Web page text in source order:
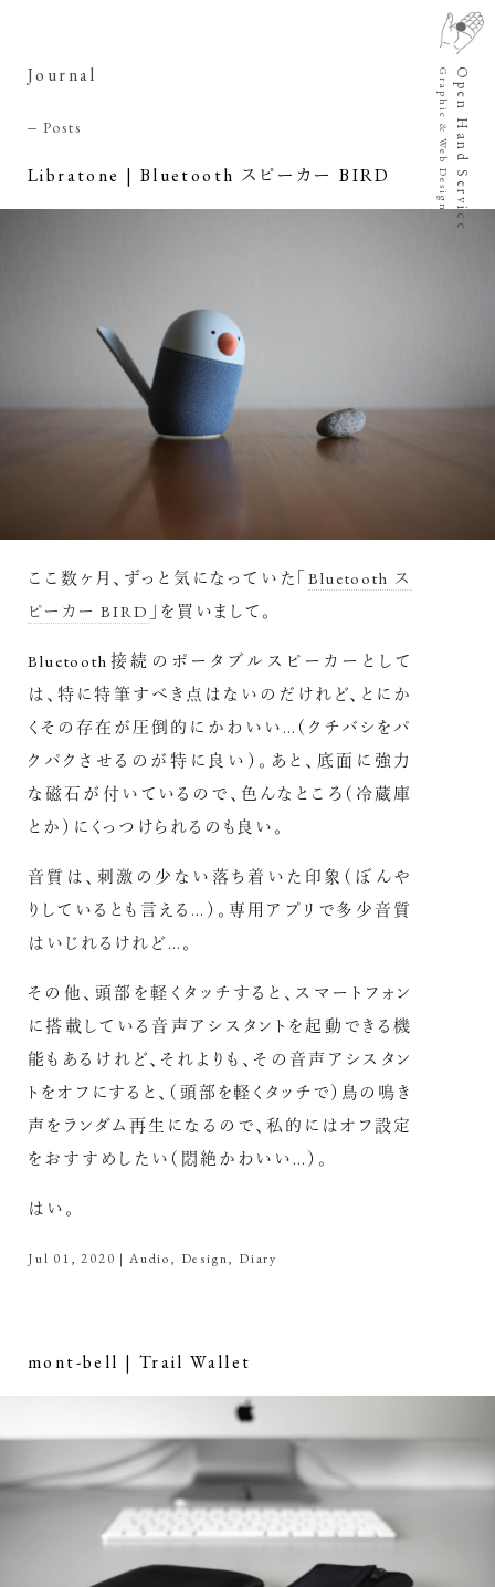
Open Hand Service
Graphic & Web Design
Journal
Posts
Libratone | Bluetooth スピーカー BIRD
ここ数ヶ月、ずっと気になっていた「Bluetooth ス
ピーカー BIRD 」を買いまして。
Bluetooth接続のポータブルスピーカーとして
は、特に特筆すべき点はないのだけれど、とにか
くその存在が圧倒的にかわいい…（クチバシをパ
クパクさせるのが特に良い）。あと、底面に強力
な磁石が付いているので、色んなところ（冷蔵庫
とか）にくっつけられるのも良い。
音質は、刺激の少ない落ち着いた印象（ぼんや
りしているとも言える…）。専用アプリで多少音質
はいじれるけれど…。
その他、頭部を軽くタッチすると、スマートフォン
に搭載している音声アシスタントを起動できる機
能もあるけれど、それよりも、その音声アシスタン
トをオフにすると、（頭部を軽くタッチで）鳥の鳴き
声をランダム再生になるので、私的にはオフ設定
をおすすめしたい（悶絶かわいい…）。
はい。
Jul 01, 2020 |Audio, Design, Diary
mont-bell | Trail Wallet